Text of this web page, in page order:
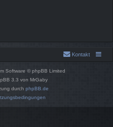
Kontakt
Software © phpBB Limited
3.3 von MrGaby
durch phpBB.de